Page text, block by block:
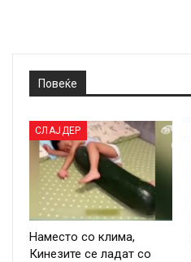
Повеќе
СЛАЈДЕР
Наместо со клима,
Кинезите се ладат со